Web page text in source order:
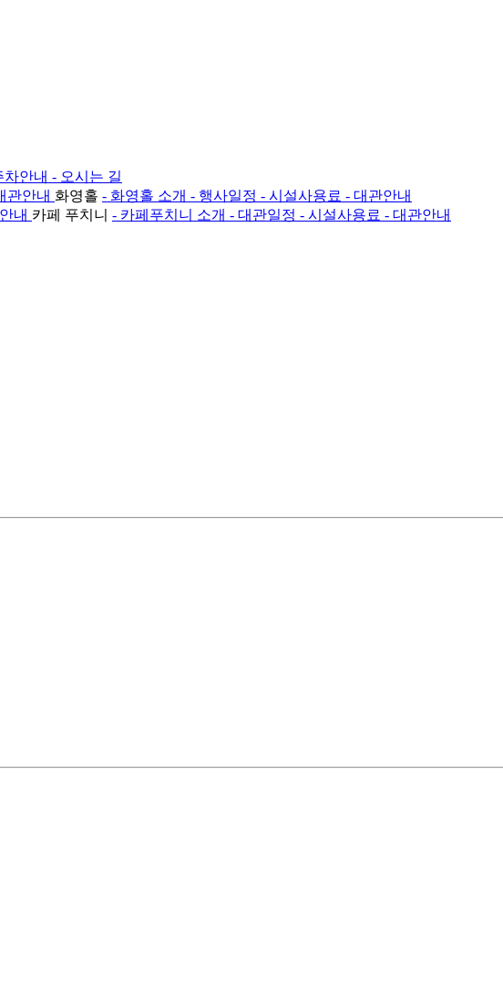
차안내 - 오시는 길
관안내 화영홀 - 화영홀 소개 - 행사일정 - 시설사용료 - 대관안내
내 카페 푸치니 - 카페푸치니 소개 - 대관일정 - 시설사용료 - 대관안내